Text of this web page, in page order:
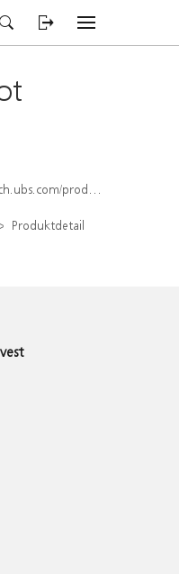
detail/index/isin/CH1565649147
Produktdetail